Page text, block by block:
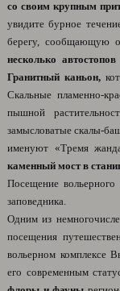
со своим крупным
увидите бурное
берегу, сообщающую о
несколько
Гранитный каньон,
Скальные пламенно-
пышной
замысловатые скалы-
именуют «Тремя
каменный мост в
Посещение вольерного
заповедника.
Одним из
посещения
вольерном комплексе
его современным